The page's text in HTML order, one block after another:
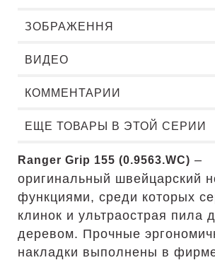
ЗОБРАЖЕННЯ
ВИДЕО
КОММЕНТАРИИ
ЕЩЕ ТОВАРЫ В ЭТОЙ СЕРИИ
Ranger Grip 155 (0.9563.WC) –
оригинальный швейцарский
функциями, среди которых
клинок и ультраострая пила
деревом. Прочные
накладки выполнены в